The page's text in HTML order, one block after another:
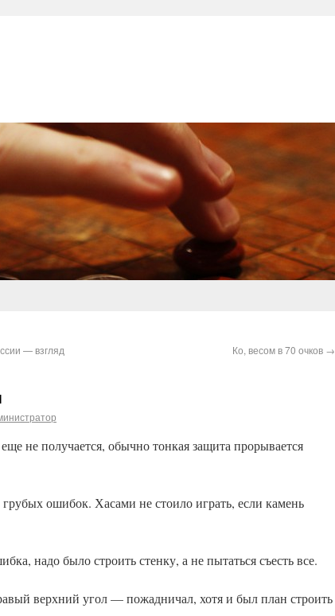
— взгляд
Ко, весом в 70 очков →
не получается, обычно тонкая защита прорывается
грубых ошибок. Хасами не стоило играть, если камень
надо было строить стенку, а не пытаться съесть все.
верхний угол — пожадничал, хотя и был план строить